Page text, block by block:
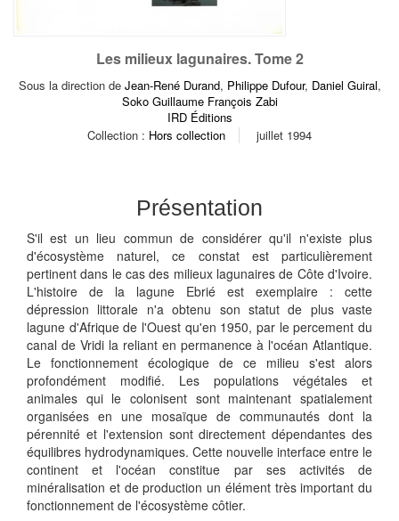
Les milieux lagunaires. Tome 2
Sous la direction de Jean-René Durand, Philippe Dufour, Daniel Guiral,
Soko Guillaume François Zabi
IRD Éditions
Collection : Hors collection juillet 1994
Présentation
S'il est un lieu commun de considérer qu'il n'existe plus
d'écosystème naturel, ce constat est particulièrement
pertinent dans le cas des milieux lagunaires de Côte d'Ivoire.
L'histoire de la lagune Ebrié est exemplaire : cette
dépression littorale n'a obtenu son statut de plus vaste
lagune d'Afrique de l'Ouest qu'en 1950, par le percement du
canal de Vridi la reliant en permanence à l'océan Atlantique.
Le fonctionnement écologique de ce milieu s'est alors
profondément modifié. Les populations végétales et
animales qui le colonisent sont maintenant spatialement
organisées en une mosaïque de communautés dont la
pérennité et l'extension sont directement dépendantes des
équilibres hydrodynamiques. Cette nouvelle interface entre le
continent et l'océan constitue par ses activités de
minéralisation et de production un élément très important du
fonctionnement de l'écosystème côtier.